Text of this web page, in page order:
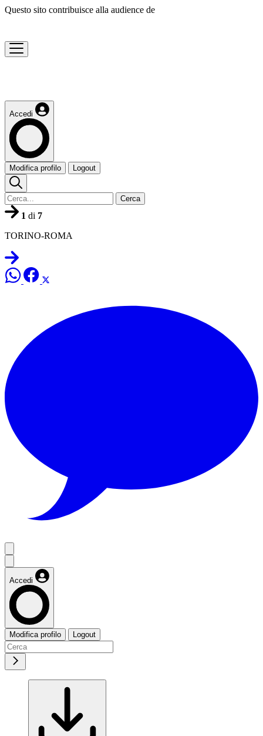
Questo sito contribuisce alla audience de
Accedi
Modifica profilo Logout
Cerca
1 di 7
TORINO-ROMA
Accedi
Modifica profilo Logout